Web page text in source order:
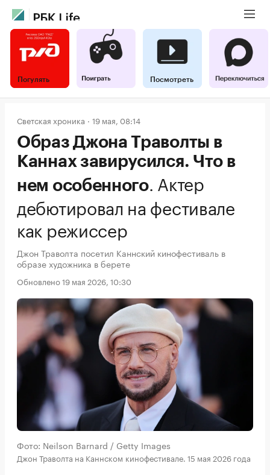
Погулять Посмотреть
Светская хроника 19 мая, 08:14
Образ Джона Траволты в
Каннах завирусился. Что в
нем особенного. Актер
дебютировал на фестивале
как режиссер
Джон Траволта посетил Каннский кинофестиваль в
образе художника в берете
Обновлено 19 мая 2026, 10:30
Фото: Neilson Barnard / Getty Images
Джон Траволта на Каннском кинофестивале. 15 мая 2026 года